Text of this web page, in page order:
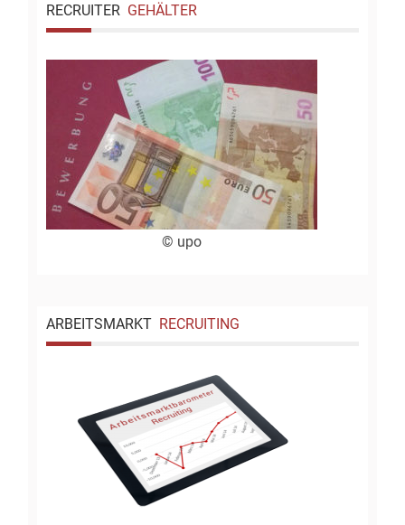
RECRUITER GEHÄLTER
© upo
ARBEITSMARKT RECRUITING